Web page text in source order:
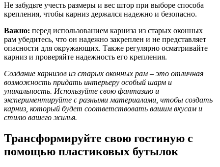
Не забудьте учесть размеры и вес штор при выборе способа
крепления, чтобы карниз держался надежно и безопасно.
Важно: перед использованием карниза из старых оконных
рам убедитесь, что он надежно закреплен и не представляет
опасности для окружающих. Также регулярно осматривайте
карниз и проверяйте надежность его крепления.
Создание карнизов из старых оконных рам – это отличная
возможность придать интерьеру особый шарм и
уникальность. Используйте свою фантазию и
экспериментируйте с разными материалами, чтобы создать
карниз, который будет соответствовать вашим вкусам и
стилю вашего жилья.
Трансформируйте свою гостиную с
помощью пластиковых бутылок